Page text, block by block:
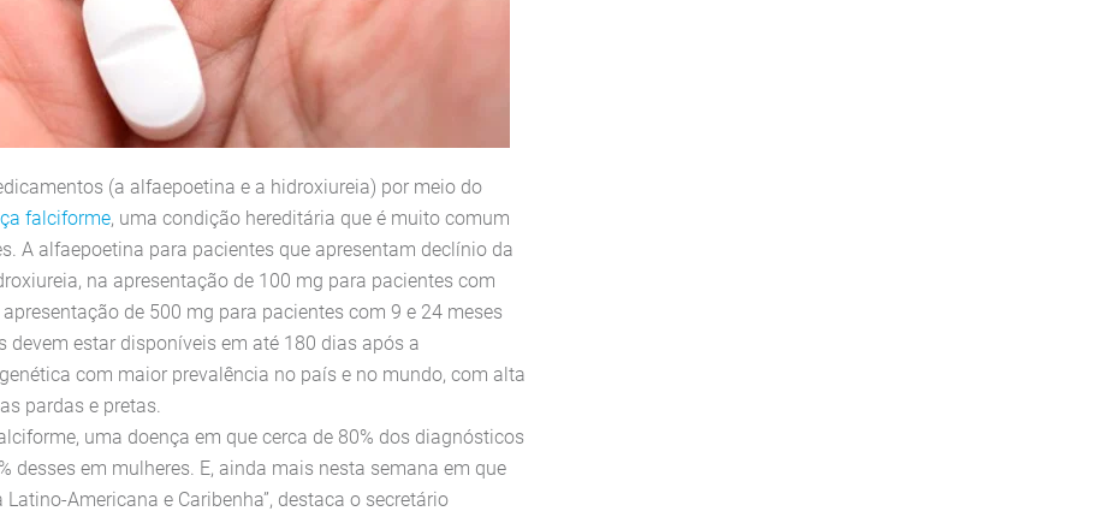
(a alfaepoetina e a hidroxiureia) por meio do
falciforme, uma condição hereditária que é muito comum
A alfaepoetina para pacientes que apresentam declínio da
na apresentação de 100 mg para pacientes com
de 500 mg para pacientes com 9 e 24 meses
estar disponíveis em até 180 dias após a
com maior prevalência no país e no mundo, com alta
pardas e pretas.
uma doença em que cerca de 80% dos diagnósticos
desses em mulheres. E, ainda mais nesta semana em que
Americana e Caribenha”, destaca o secretário